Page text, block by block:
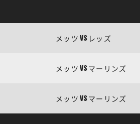
メッツ VS レッズ
メッツ VS マーリンズ
メッツ VS マーリンズ